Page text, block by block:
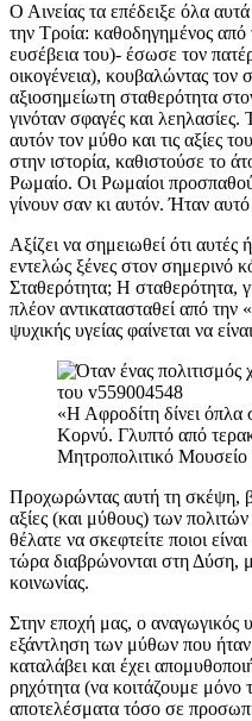
Ο Αινείας τα επέδειξε όλα
την Τροία: καθοδηγημένος
ευσέβεια του)- έσωσε τον
οικογένεια), κουβαλώντας τον
αξιοσημείωτη σταθερότητα
γινόταν σφαγές και λεηλασίες.
αυτόν τον μύθο και τις αξίες
στην ιστορία, καθιστούσε το
Ρωμαίο. Οι Ρωμαίοι
γίνουν σαν κι αυτόν. Ήταν
Αξίζει να σημειωθεί ότι αυτές
εντελώς ξένες στον σημερινό
Σταθερότητα; Η σταθερότητα,
πλέον αντικατασταθεί από την
ψυχικής υγείας φαίνεται να
«Η Αφροδίτη δίνει όπλα
Κορνύ. Γλυπτό από
Μητροπολιτικό
Προχωρώντας αυτή τη σκέψη,
αξίες (και μύθους) των
θέλατε να σκεφτείτε ποιοι
τώρα διαβρώνονται στη Δύση,
κοινωνίας.
Στην εποχή μας, ο αναγωγικός
εξάντληση των μύθων που
καταλάβει και έχει
ρηχότητα (να κοιτάζουμε μόνο
αποτελέσματα τόσο σε